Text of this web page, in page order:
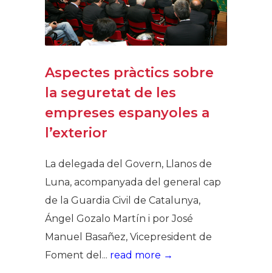
Aspectes pràctics sobre
la seguretat de les
empreses espanyoles a
l’exterior​
La delegada del Govern, Llanos de
Luna, acompanyada del general cap
de la Guardia Civil de Catalunya,
Ángel Gozalo Martín i por José
Manuel Basañez, Vicepresident de
Foment del... read more →